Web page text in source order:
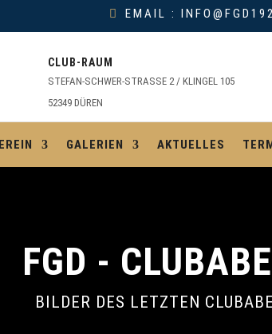
EMAIL :
CLUB-RAUM
STEFAN-SCHWER-STRASSE 2 / KLINGEL 105
52349 DÜREN
GALERIEN AKTUELLES
FGD -
BILDER DES LETZTEN